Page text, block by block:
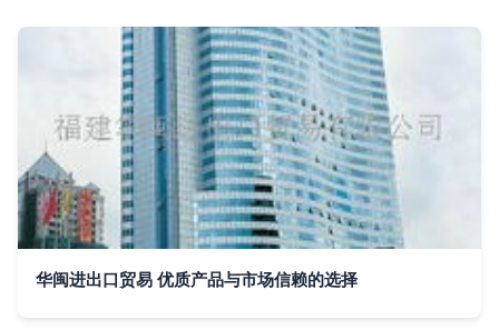
华闽进出口贸易 优质产品与市场信赖的选择